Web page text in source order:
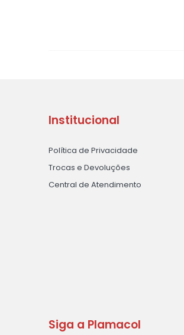
Institucional
Política de Privacidade
Trocas e Devoluções
Central de Atendimento
Siga a Plamacol